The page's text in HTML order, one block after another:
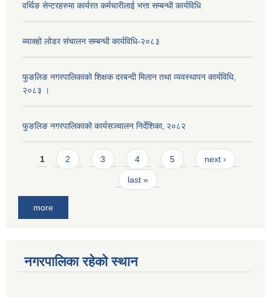
वर्थिङ सेन्टरहरुमा कार्यरत कर्मचारीलाई भत्ता सम्बन्धी कार्यविधि
ब्याक्हो लोडर संचालन सम्बन्धी कार्यविधि-२०८३
फुङलिङ नगरपालिकाको शिक्षक दरबन्दी मिलान तथा व्यवस्थापन कार्यविधि,
२०८३ ।
फुङलिङ नगरपालिकाको कार्यसञ्चालन निर्देशिका‚ २०८२
Pages
1 2 3 4 5 next ›
last »
more
नगरपालिका रहेको स्थान